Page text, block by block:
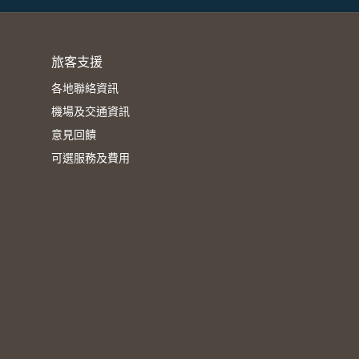
旅客支援
各地聯絡資訊
機場及交通資訊
意見回饋
可選服務及費用